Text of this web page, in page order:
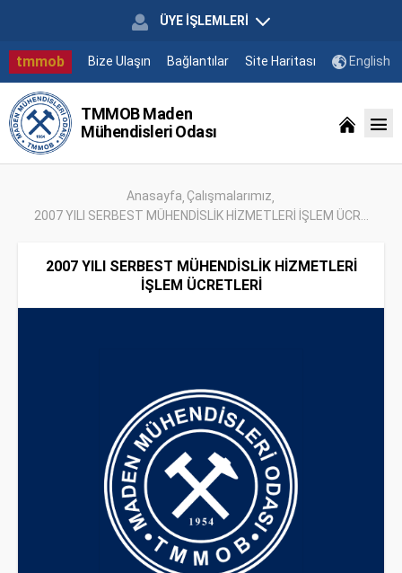
ÜYE İŞLEMLERİ
tmmob Bize Ulaşın Bağlantılar Site Haritası English
TMMOB Maden
Mühendisleri Odası
Anasayfa Çalışmalarımız
2007 YILI SERBEST MÜHENDİSLİK HİZMETLERİ İŞLEM ÜCR...
2007 YILI SERBEST MÜHENDİSLİK HİZMETLERİ
İŞLEM ÜCRETLERİ